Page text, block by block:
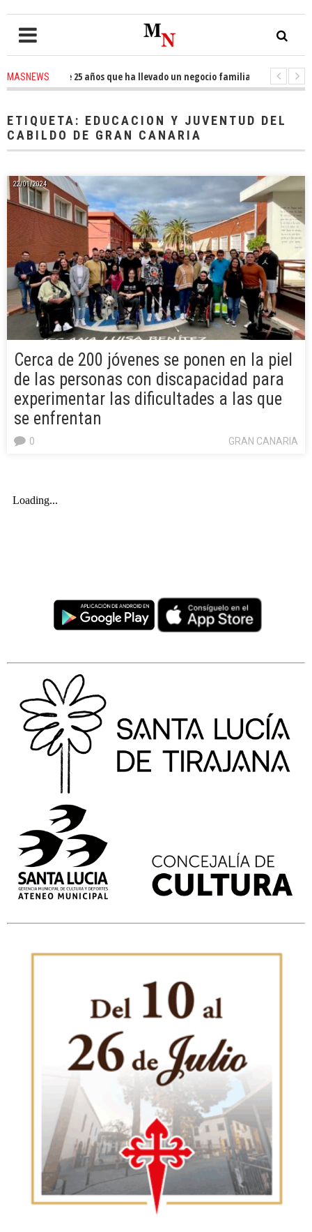
MASNEWSde 25 años que ha llevado un negocio familiar del puerta a puerta
ETIQUETA: EDUCACION Y JUVENTUD DEL
CABILDO DE GRAN CANARIA
22/01/2024
Cerca de 200 jóvenes se ponen en la piel
de las personas con discapacidad para
experimentar las dificultades a las que
se enfrentan
GRAN CANARIA
0